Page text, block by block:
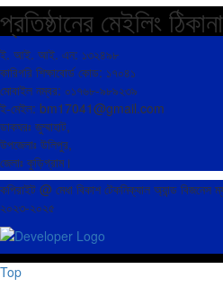
প্রতিষ্ঠানের মেইলিং ঠিকানা
ই. আই. আই. এন: ১৩২৪৯৮
কারিগরি শিক্ষাবোর্ড কোড: ১৭০৪১
মোবাইল নম্বর: ০১৭৬৮-৯৮৯২৩৯
ই-মেইল: bm17041@gmail.com
ডাকঘরঃ জুম্মাহাট,
উপজেলাঃ উলিপুর,
জেলাঃ কুড়িগ্রাম।
কপিরাইট @ মেধা বিকাশ টেকনিক্যাল অ্যান্ড
২০২৩-২০২৫
Top